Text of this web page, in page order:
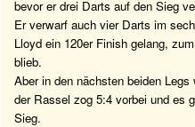
bevor er drei Darts auf den Sieg
Er verwarf auch vier Darts im
Lloyd ein 120er Finish gelang,
blieb.
Aber in den nächsten beiden
der Rassel zog 5:4 vorbei und es
Sieg.